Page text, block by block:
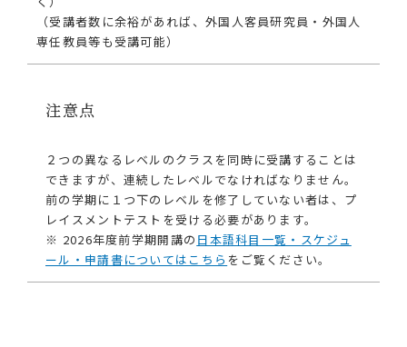
（受講者数に余裕があれば、外国人客員研究員・外国人
専任教員等も受講可能）
注意点
２つの異なるレベルのクラスを同時に受講することは
できますが、連続したレベルでなければなりません。
前の学期に１つ下のレベルを修了していない者は、プ
レイスメントテストを受ける必要があります。
※ 2026年度前学期開講の 日本語科目一覧・スケジュ
ール・申請書についてはこちら をご覧ください。